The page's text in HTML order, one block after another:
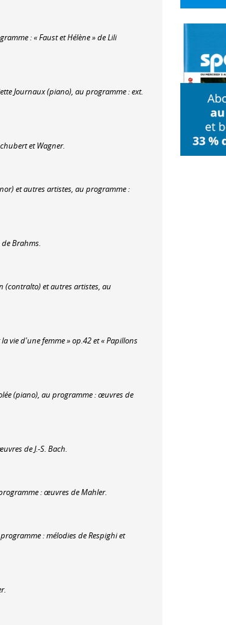
: « Faust et Hélène » de Lili
Journaux (piano), au programme : ext.
et Wagner.
et autres artistes, au programme :
Brahms.
(contralto) et autres artistes, au
vie d'une femme » op.42 et « Papillons
(piano), au programme : œuvres de
de J.-S. Bach.
: œuvres de Mahler.
: mélodies de Respighi et